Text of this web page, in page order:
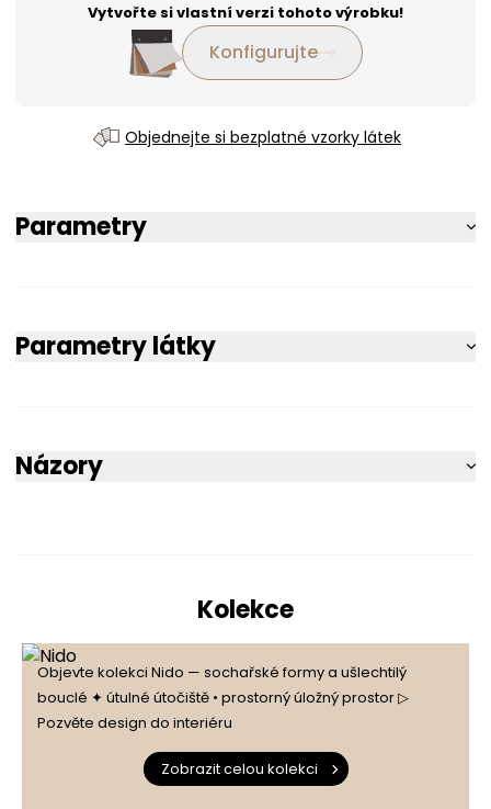
Vytvořte si vlastní verzi tohoto výrobku!
Konfigurujte
Objednejte si bezplatné vzorky látek
Parametry
Parametry látky
Názory
1počet recenzí
ze všech dob
uživatelem
4
3
Kolekce
Objevte kolekci Nido — sochařské formy a ušlechtilý
bouclé ✦ útulné útočiště • prostorný úložný prostor ▷
Pozvěte design do interiéru
Zobrazit celou kolekci